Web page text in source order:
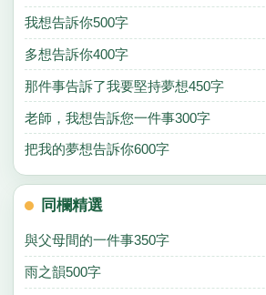
我想告訴你500字
多想告訴你400字
那件事告訴了我要堅持夢想450字
老師，我想告訴您一件事300字
把我的夢想告訴你600字
同欄精選
與父母間的一件事350字
雨之韻500字